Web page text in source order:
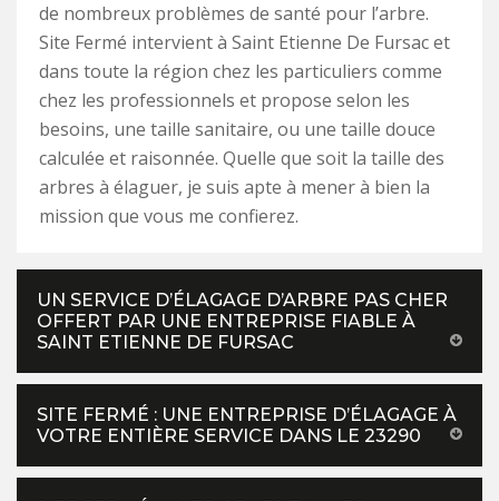
de nombreux problèmes de santé pour l’arbre.
Site Fermé intervient à Saint Etienne De Fursac et
dans toute la région chez les particuliers comme
chez les professionnels et propose selon les
besoins, une taille sanitaire, ou une taille douce
calculée et raisonnée. Quelle que soit la taille des
arbres à élaguer, je suis apte à mener à bien la
mission que vous me confierez.
UN SERVICE D’ÉLAGAGE D’ARBRE PAS CHER
OFFERT PAR UNE ENTREPRISE FIABLE À
SAINT ETIENNE DE FURSAC
SITE FERMÉ : UNE ENTREPRISE D’ÉLAGAGE À
VOTRE ENTIÈRE SERVICE DANS LE 23290